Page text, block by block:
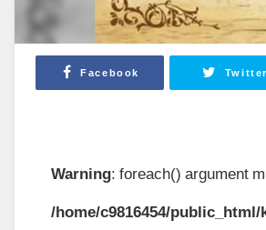
Facebook
Warning: foreach() argument
/home/c9816454/